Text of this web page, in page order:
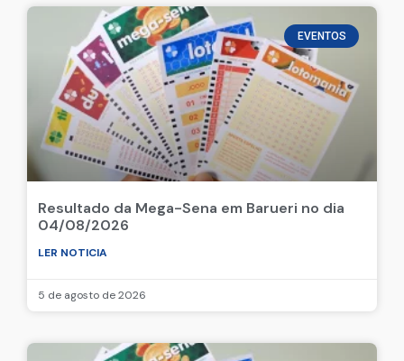
EVENTOS
Resultado da Mega-Sena em Barueri no dia
04/08/2026
LER NOTICIA
5 de agosto de 2026